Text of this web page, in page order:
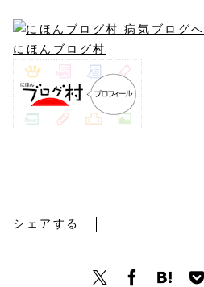
にほんブログ村
シェアする